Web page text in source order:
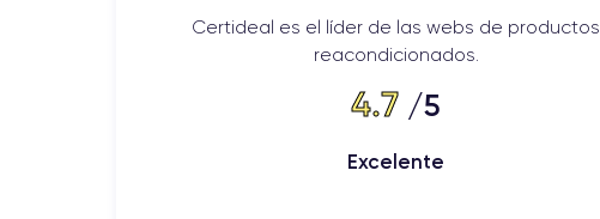
Certideal es el líder de las webs de productos
reacondicionados.
4.7 /5
Excelente